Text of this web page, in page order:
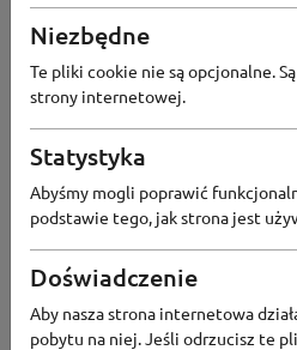
Niezbędne
Te pliki cookie nie są opcjonalne.
strony internetowej.
Statystyka
Abyśmy mogli poprawić
podstawie tego, jak strona jest
Doświadczenie
Aby nasza strona internetowa
pobytu na niej. Jeśli odrzucisz te